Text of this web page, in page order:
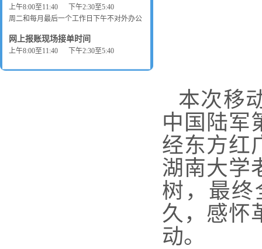
上午8:00至11:40 下午2:30至5:40
周二和每月最后一个工作日下午不对外办公
网上报账现场接单时间
上午8:00至11:40 下午2:30至5:40
本次移
中国陆军
经东方红
湖南大学
树，最终
久，感怀
动。